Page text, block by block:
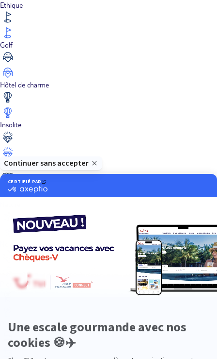
Ethique
Golf
Hôtel de charme
Insolite
Luxe
Neige
Plongée
Premium